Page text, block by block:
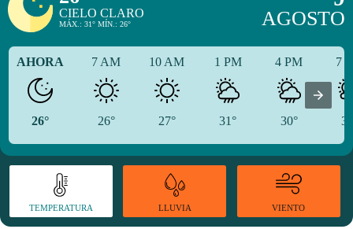
CIELO CLARO
MÁX.: 31° MÍN.: 26° AGOSTO
AHORA
26°
7 AM
26°
10 AM
27°
1 PM
31°
4 PM
30°
7
TEMPERATURA LLUVIA VIENTO